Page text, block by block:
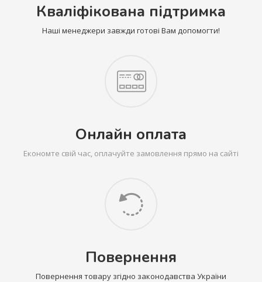
Кваліфікована підтримка
Наші менеджери завжди готові Вам допомогти!
Онлайн оплата
Економте свій час, оплачуйте замовлення прямо на сайті
Повернення
Повернення товару згідно законодавства України